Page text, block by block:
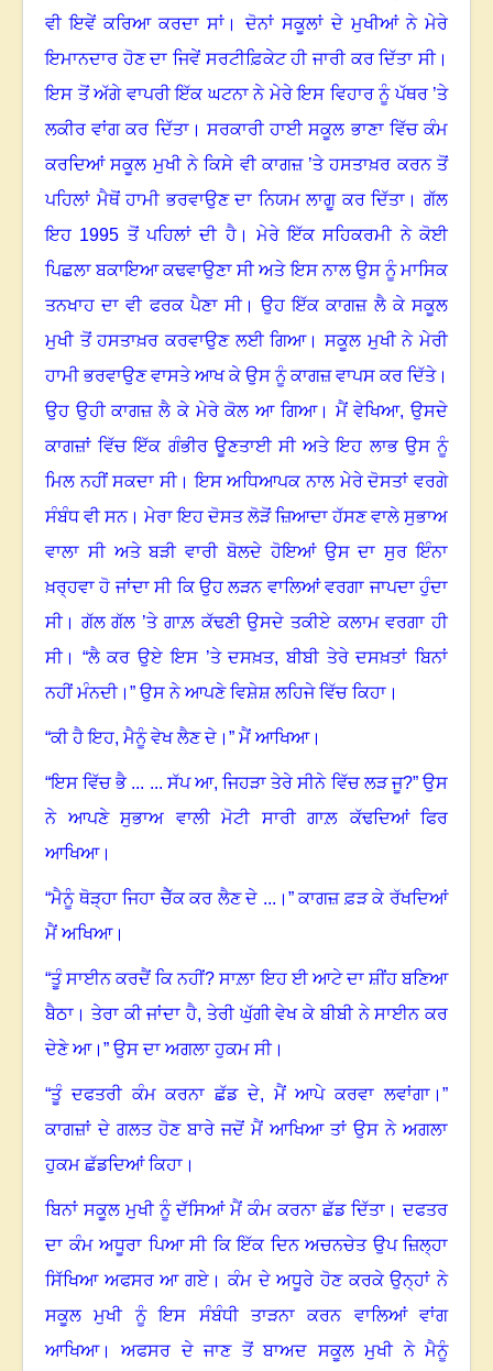
ਵੀ ਇਵੇਂ ਕਰਿਆ ਕਰਦਾ ਸਾਂ ।ਦੋਨਾਂ ਸਕੂਲਾਂ ਦੇ ਮੁਖੀਆਂ ਨੇ ਮੇਰੇ
ਇਮਾਨਦਾਰ ਹੋਣ ਦਾ ਜਿਵੇਂ ਸਰਟੀਫ਼ਿਕੇਟ ਹੀ ਜਾਰੀ ਕਰ ਦਿੱਤਾ ਸੀ।
ਇਸ ਤੋਂ ਅੱਗੇ ਵਾਪਰੀ ਇੱਕ ਘਟਨਾ ਨੇ ਮੇਰੇ ਇਸ ਵਿਹਾਰ ਨੂੰ ਪੱਥਰ ’ਤੇ
ਲਕੀਰ ਵਾਂਗ ਕਰ ਦਿੱਤਾ। ਸਰਕਾਰੀ ਹਾਈ ਸਕੂਲ ਭਾਣਾ ਵਿੱਚ ਕੰਮ
ਕਰਦਿਆਂ ਸਕੂਲ ਮੁਖੀ ਨੇ ਕਿਸੇ ਵੀ ਕਾਗਜ਼ ’ਤੇ ਹਸਤਾਖ਼ਰ ਕਰਨ ਤੋਂ
ਪਹਿਲਾਂ ਮੈਥੋਂ ਹਾਮੀ ਭਰਵਾਉਣ ਦਾ ਨਿਯਮ ਲਾਗੂ ਕਰ ਦਿੱਤਾ ।ਗੱਲ
ਇਹ 1995 ਤੋਂ ਪਹਿਲਾਂ ਦੀ ਹੈ।
ਮੇਰੇ ਇੱਕ ਸਹਿਕਰਮੀ ਨੇ ਕੋਈ
ਪਿਛਲਾ ਬਕਾਇਆ ਕਢਵਾਉਣਾ ਸੀ ਅਤੇ ਇਸ ਨਾਲ ਉਸ ਨੂੰ ਮਾਸਿਕ
ਤਨਖਾਹ ਦਾ ਵੀ ਫਰਕ ਪੈਣਾ ਸੀ।ਉਹ ਇੱਕ ਕਾਗਜ਼ ਲੈ ਕੇ ਸਕੂਲ
ਮੁਖੀ ਤੋਂ ਹਸਤਾਖ਼ਰ ਕਰਵਾਉਣ ਲਈ ਗਿਆ।ਸਕੂਲ ਮੁਖੀ ਨੇ ਮੇਰੀ
ਹਾਮੀ ਭਰਵਾਉਣ ਵਾਸਤੇ ਆਖ ਕੇ ਉਸ ਨੂੰ ਕਾਗਜ਼ ਵਾਪਸ ਕਰ ਦਿੱਤੇ।
ਉਹ ਉਹੀ ਕਾਗਜ਼ ਲੈ ਕੇ ਮੇਰੇ ਕੋਲ ਆ ਗਿਆ। ਮੈਂ ਵੇਖਿਆ, ਉਸਦੇ
ਕਾਗਜ਼ਾਂ ਵਿੱਚ ਇੱਕ ਗੰਭੀਰ ਊਣਤਾਈ ਸੀ ਅਤੇ ਇਹ ਲਾਭ ਉਸ ਨੂੰ
ਮਿਲ ਨਹੀਂ ਸਕਦਾ ਸੀ।ਇਸ ਅਧਿਆਪਕ ਨਾਲ ਮੇਰੇ ਦੋਸਤਾਂ ਵਰਗੇ
ਸੰਬੰਧ ਵੀ ਸਨ। ਮੇਰਾ ਇਹ ਦੋਸਤ ਲੋੜੋਂ ਜ਼ਿਆਦਾ ਹੱਸਣ ਵਾਲੇ ਸੁਭਾਅ
ਵਾਲਾ ਸੀ ਅਤੇ ਬੜੀ ਵਾਰੀ ਬੋਲਦੇ ਹੋਇਆਂ ਉਸ ਦਾ ਸੁਰ ਇੰਨਾ
ਖ਼ਰ੍ਹਵਾ ਹੋ ਜਾਂਦਾ ਸੀ ਕਿ ਉਹ ਲੜਨ ਵਾਲਿਆਂ ਵਰਗਾ ਜਾਪਦਾ ਹੁੰਦਾ
ਸੀ। ਗੱਲ ਗੱਲ ’ਤੇ ਗਾਲ਼ ਕੱਢਣੀ ਉਸਦੇ ਤਕੀਏ ਕਲਾਮ ਵਰਗਾ ਹੀ
ਸੀ। “ਲੈ ਕਰ ਉਏ ਇਸ ’ਤੇ ਦਸਖ਼ਤ,ਬੀਬੀ ਤੇਰੇ ਦਸਖ਼ਤਾਂ ਬਿਨਾਂ
ਨਹੀਂ ਮੰਨਦੀ। ” ਉਸ ਨੇ ਆਪਣੇ ਵਿਸ਼ੇਸ਼ ਲਹਿਜੇ ਵਿੱਚ ਕਿਹਾ ।
“ਕੀ ਹੈ ਇਹ, ਮੈਨੂੰ ਵੇਖ ਲੈਣ ਦੇ । ” ਮੈਂ ਆਖਿਆ।
“ਇਸ ਵਿੱਚ ਭੈ ... ... ਸੱਪ ਆ,ਜਿਹੜਾ ਤੇਰੇ ਸੀਨੇ ਵਿੱਚ ਲੜ ਜੂ?” ਉਸ
ਨੇ ਆਪਣੇ ਸੁਭਾਅ ਵਾਲੀ ਮੋਟੀ ਸਾਰੀ ਗਾਲ਼ ਕੱਢਦਿਆਂ ਫਿਰ
ਆਖਿਆ।
“ਮੈਨੂੰ ਥੋੜ੍ਹਾ ਜਿਹਾ ਚੈੱਕ ਕਰ ਲੈਣ ਦੇ ... । ” ਕਾਗਜ਼ ਫ਼ੜ ਕੇ ਰੱਖਦਿਆਂ
ਮੈਂ ਅਖਿਆ।
“ਤੂੰ ਸਾਈਨ ਕਰਦੈਂ ਕਿ ਨਹੀਂ? ਸਾਲ਼ਾ ਇਹ ਈ ਆਟੇ ਦਾ ਸ਼ੀਂਹ ਬਣਿਆ
ਬੈਠਾ । ਤੇਰਾ ਕੀ ਜਾਂਦਾ ਹੈ, ਤੇਰੀ ਘੁੱਗੀ ਵੇਖ ਕੇ ਬੀਬੀ ਨੇ ਸਾਈਨ ਕਰ
ਦੇਣੇ ਆ। ” ਉਸ ਦਾ ਅਗਲਾ ਹੁਕਮ ਸੀ।
“ਤੂੰ ਦਫਤਰੀ ਕੰਮ ਕਰਨਾ ਛੱਡ ਦੇ, ਮੈਂ ਆਪੇ ਕਰਵਾ ਲਵਾਂਗਾ ।”
ਕਾਗਜ਼ਾਂ ਦੇ ਗਲਤ ਹੋਣ ਬਾਰੇ ਜਦੋਂ ਮੈਂ ਆਖਿਆ ਤਾਂ ਉਸ ਨੇ ਅਗਲਾ
ਹੁਕਮ ਛੱਡਦਿਆਂ ਕਿਹਾ ।
ਬਿਨਾਂ ਸਕੂਲ ਮੁਖੀ ਨੂੰ ਦੱਸਿਆਂ ਮੈਂ ਕੰਮ ਕਰਨਾ ਛੱਡ ਦਿੱਤਾ । ਦਫਤਰ
ਦਾ ਕੰਮ ਅਧੂਰਾ ਪਿਆ ਸੀ ਕਿ ਇੱਕ ਦਿਨ ਅਚਨਚੇਤ ਉਪ ਜ਼ਿਲ੍ਹਾ
ਸਿੱਖਿਆ ਅਫਸਰ ਆ ਗਏ ।ਕੰਮ ਦੇ ਅਧੂਰੇ ਹੋਣ ਕਰਕੇ ਉਨ੍ਹਾਂ ਨੇ
ਸਕੂਲ ਮੁਖੀ ਨੂੰ ਇਸ ਸੰਬੰਧੀ ਤਾੜਨਾ ਕਰਨ ਵਾਲਿਆਂ ਵਾਂਗ
ਆਖਿਆ।
ਅਫਸਰ ਦੇ ਜਾਣ ਤੋਂ ਬਾਅਦ ਸਕੂਲ ਮੁਖੀ ਨੇ ਮੈਨੂੰ